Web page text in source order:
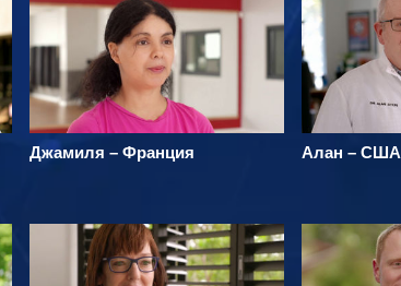
Джамиля – Франция Алан – США